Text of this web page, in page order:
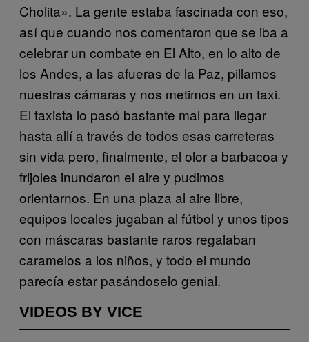
Cholita». La gente estaba fascinada con eso,
así que cuando nos comentaron que se iba a
celebrar un combate en El Alto, en lo alto de
los Andes, a las afueras de la Paz, pillamos
nuestras cámaras y nos metimos en un taxi.
El taxista lo pasó bastante mal para llegar
hasta allí a través de todos esas carreteras
sin vida pero, finalmente, el olor a barbacoa y
frijoles inundaron el aire y pudimos
orientarnos. En una plaza al aire libre,
equipos locales jugaban al fútbol y unos tipos
con máscaras bastante raros regalaban
caramelos a los niños, y todo el mundo
parecía estar pasándoselo genial.
VIDEOS BY VICE